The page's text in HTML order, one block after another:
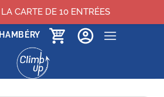
CARTE DE 10 ENTRÉES